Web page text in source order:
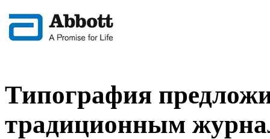
Типография
традиционным